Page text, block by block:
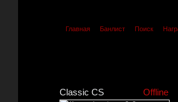
Главная Банлист Поиск
Classic CS Offline